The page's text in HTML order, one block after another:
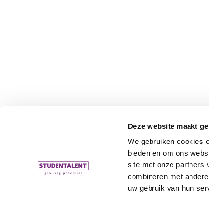
Deze website maakt
We gebruiken cookies
bieden en om ons
site met onze partners
combineren met
uw gebruik van hun